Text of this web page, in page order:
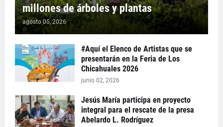
millones de árboles y plantas
agosto 05, 2026
#Aquí el Elenco de Artistas que se
presentarán en la Feria de Los
Chicahuales 2026
junio 02, 2026
Jesús María participa en proyecto
integral para el rescate de la presa
Abelardo L. Rodríguez